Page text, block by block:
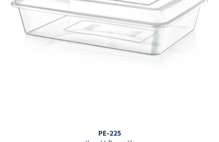
PE-225